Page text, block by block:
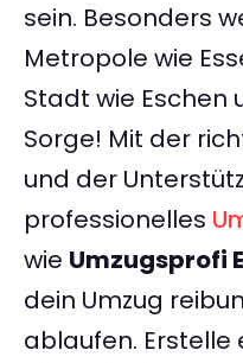
sein. Besonders
Metropole wie
Stadt wie Eschen
Sorge! Mit der
und der
professionelles
wie Umzugsprofi
dein Umzug
ablaufen. Erstelle